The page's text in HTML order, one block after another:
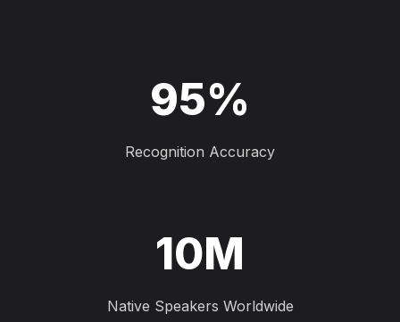
95%
Recognition Accuracy
10M
Native Speakers Worldwide